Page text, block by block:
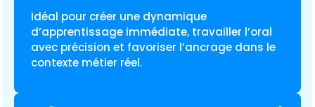
Idéal pour créer une dynamique
d’apprentissage immédiate, travailler l’oral
avec précision et favoriser l’ancrage dans le
contexte métier réel.